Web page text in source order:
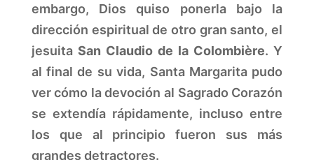
embargo, Dios quiso ponerla bajo la
dirección espiritual de otro gran santo, el
jesuita San Claudio de la Colombière. Y
al final de su vida, Santa Margarita pudo
ver cómo la devoción al Sagrado Corazón
se extendía rápidamente, incluso entre
los que al principio fueron sus más
grandes detractores.